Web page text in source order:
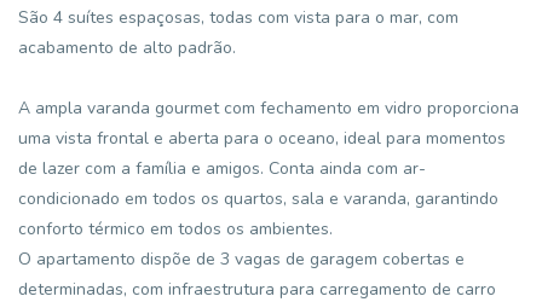
São 4 suítes espaçosas, todas com vista para o mar, com
acabamento de alto padrão.
A ampla varanda gourmet com fechamento em vidro proporciona
uma vista frontal e aberta para o oceano, ideal para momentos
de lazer com a família e amigos. Conta ainda com ar-
condicionado em todos os quartos, sala e varanda, garantindo
conforto térmico em todos os ambientes.
O apartamento dispõe de 3 vagas de garagem cobertas e
determinadas, com infraestrutura para carregamento de carro